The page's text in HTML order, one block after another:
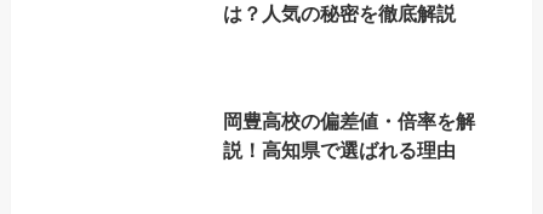
は？人気の秘密を徹底解説
岡豊高校の偏差値・倍率を解
説！高知県で選ばれる理由